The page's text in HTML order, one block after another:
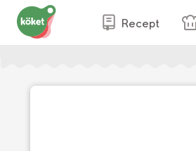
Recept